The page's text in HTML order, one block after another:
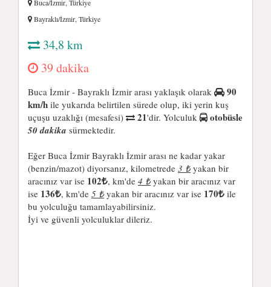
Buca/İzmir, Türkiye
Bayraklı/İzmir, Türkiye
34,8 km
39 dakika
Buca İzmir - Bayraklı İzmir arası yaklaşık olarak
90
km/h ile yukarıda belirtilen sürede olup, iki yerin kuş
uçuşu uzaklığı (mesafesi)
21'dir. Yolculuk otobüsle
50 dakika sürmektedir.
Eğer Buca İzmir Bayraklı İzmir arası ne kadar yakar
(benzin/mazot) diyorsanız, kilometrede 3 ₺yakan bir
aracınız var ise 102 , km'de 4 ₺yakan bir aracınız var
ise 136 , km'de 5 ₺yakan bir aracınız var ise 170
ile
bu yolculuğu tamamlayabilirsiniz.
İyi ve güvenli yolculuklar dileriz.